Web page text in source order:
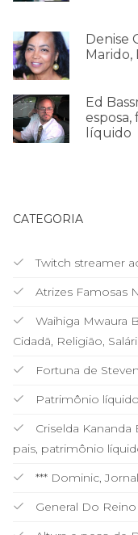
Denise
Ed
líquido
CATEGORIA
Twitch streamer
Atrizes Famosas
Waihiga Mwaura
Cidadã, Religião,
Fortuna de
Patrimônio
Criselda Kananda
pais, patrimônio
*** Dominic,
General Do